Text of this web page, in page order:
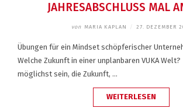
JAHRESABSCHLUSS MAL
von MARIA KAPLAN 27. DEZEMBER
Übungen für ein Mindset schöpferischer
Welche Zukunft in einer unplanbaren VUKA
möglichst sein, die Zukunft, …
WEITERLESEN